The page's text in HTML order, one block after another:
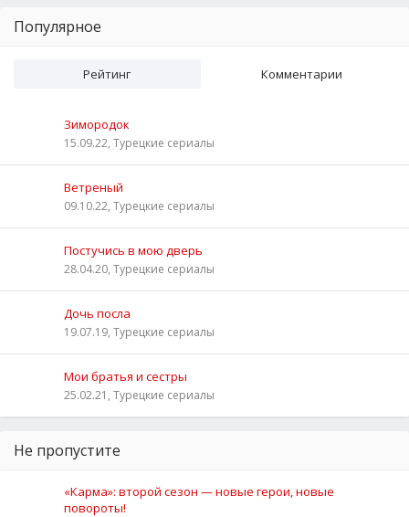
Популярное
Рейтинг Комментарии
Зимородок
15.09.22, Турецкие сериалы
Ветреный
09.10.22, Турецкие сериалы
Постучись в мою дверь
28.04.20, Турецкие сериалы
Дочь посла
19.07.19, Турецкие сериалы
Мои братья и сестры
25.02.21, Турецкие сериалы
Не пропустите
«Карма»: второй сезон — новые герои, новые
повороты!